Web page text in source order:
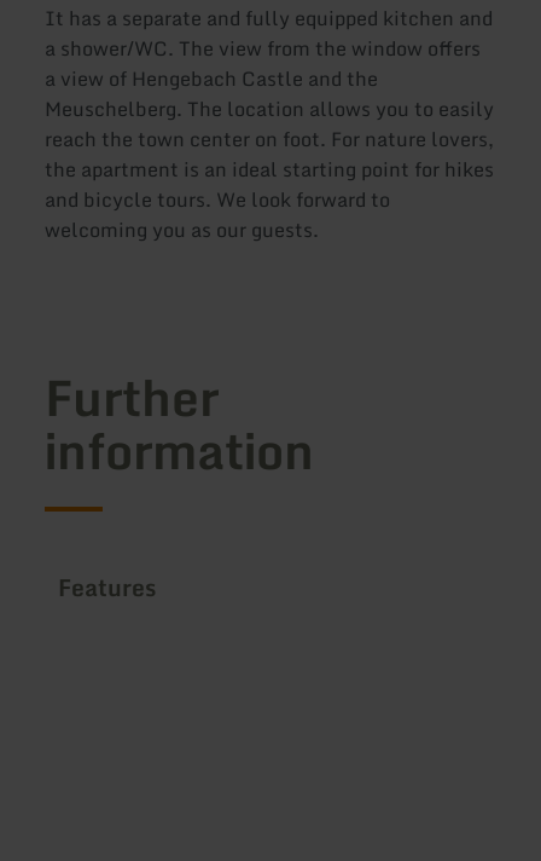
It has a separate and fully equipped kitchen and
a shower/WC. The view from the window offers
a view of Hengebach Castle and the
Meuschelberg. The location allows you to easily
reach the town center on foot. For nature lovers,
the apartment is an ideal starting point for hikes
and bicycle tours. We look forward to
welcoming you as our guests.
Further
information
Features